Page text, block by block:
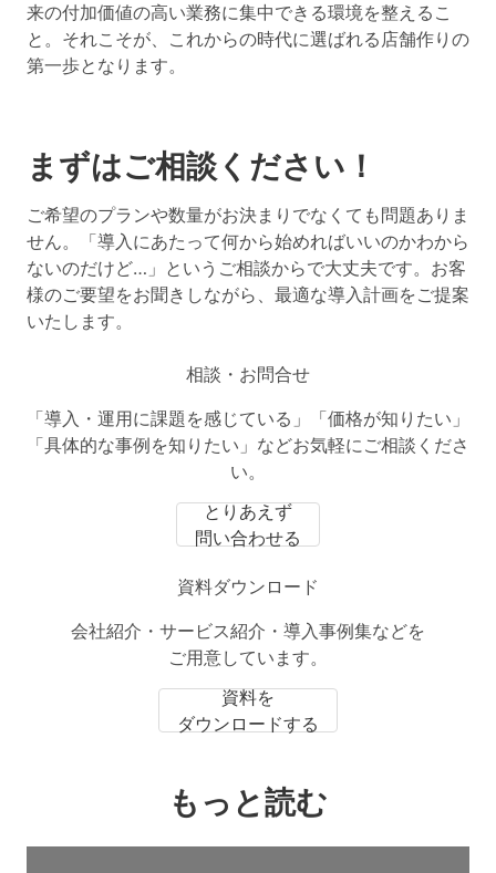
来の付加価値の高い業務に集中できる環境を整えるこ
と。それこそが、これからの時代に選ばれる店舗作りの
第一歩となります。
まずはご相談ください！
ご希望のプランや数量がお決まりでなくても問題ありま
せん。「導入にあたって何から始めればいいのかわから
ないのだけど…」というご相談からで大丈夫です。お客
様のご要望をお聞きしながら、最適な導入計画をご提案
いたします。
相談・お問合せ
「導入・運用に課題を感じている」「価格が知りたい」
「具体的な事例を知りたい」などお気軽にご相談くださ
い。
とりあえず
問い合わせる
資料ダウンロード
会社紹介・サービス紹介・導入事例集などを
ご用意しています。
資料を
ダウンロードする
もっと読む